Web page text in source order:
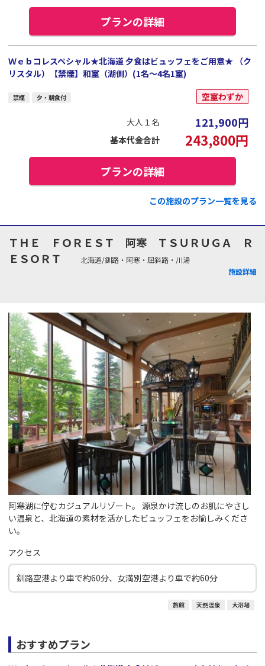
プランの詳細
Ｗｅｂコレスペシャル★北海道 夕食はビュッフェをご用意★ （ク
リスタル）【禁煙】和室（湖側）(1名～4名1室)
禁煙 夕・朝食付 空室わずか
大人１名 121,900円
基本代金合計 243,800円
プランの詳細
この施設のプラン一覧を見る
ＴＨＥ ＦＯＲＥＳＴ 阿寒 ＴＳＵＲＵＧＡ Ｒ
ＥＳＯＲＴ
北海道/釧路・阿寒・屈斜路・川湯
施設詳細
阿寒湖に佇むカジュアルリゾート。 源泉かけ流しのお肌にやさし
い温泉と、北海道の素材を活かしたビュッフェをお愉しみくださ
い。
アクセス
釧路空港より車で約60分、女満別空港より車で約60分
旅館 天然温泉 大浴場
おすすめプラン